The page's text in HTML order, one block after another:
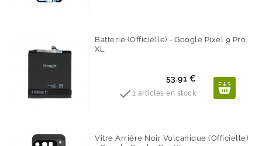
Batterie (Officielle) - Google Pixel 9 Pro
XL
Prix
53.91 €
 2 articles en stock
Vitre Arrière Noir Volcanique (Officielle)